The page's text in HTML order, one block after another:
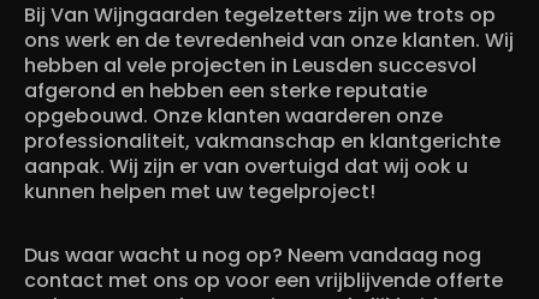
Bij Van Wijngaarden tegelzetters zijn we trots op
ons werk en de tevredenheid van onze klanten. Wij
hebben al vele projecten in Leusden succesvol
afgerond en hebben een sterke reputatie
opgebouwd. Onze klanten waarderen onze
professionaliteit, vakmanschap en klantgerichte
aanpak. Wij zijn er van overtuigd dat wij ook u
kunnen helpen met uw tegelproject!
Dus waar wacht u nog op? Neem vandaag nog
contact met ons op voor een vrijblijvende offerte